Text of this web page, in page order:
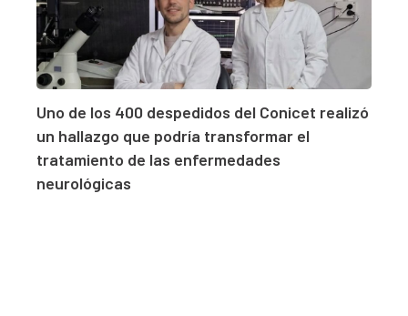
Uno de los 400 despedidos del Conicet realizó
un hallazgo que podría transformar el
tratamiento de las enfermedades
neurológicas